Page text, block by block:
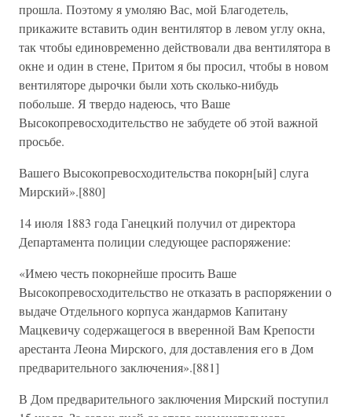
прошла. Поэтому я умоляю Вас, мой Благодетель,
прикажите вставить один вентилятор в левом углу окна,
так чтобы единовременно действовали два вентилятора в
окне и один в стене, Притом я бы просил, чтобы в новом
вентиляторе дырочки были хоть сколько-нибудь
побольше. Я твердо надеюсь, что Ваше
Высокопревосходительство не забудете об этой важной
просьбе.
Вашего Высокопревосходительства покорн[ый] слуга
Мирский».[880]
14 июля 1883 года Ганецкий получил от директора
Департамента полиции следующее распоряжение:
«Имею честь покорнейше просить Ваше
Высокопревосходительство не отказать в распоряжении о
выдаче Отдельного корпуса жандармов Капитану
Мацкевичу содержащегося в вверенной Вам Крепости
арестанта Леона Мирского, для доставления его в Дом
предварительного заключения».[881]
В Дом предварительного заключения Мирский поступил